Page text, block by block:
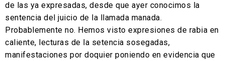
de las ya expresadas, desde que ayer conocimos la
sentencia del juicio de la llamada manada.
Probablemente no. Hemos visto expresiones de rabia en
caliente, lecturas de la setencia sosegadas,
manifestaciones por doquier poniendo en evidencia que